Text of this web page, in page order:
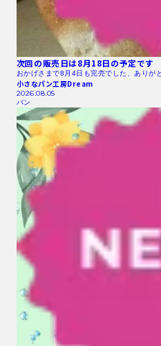
次回の販売日は8月18日の予定です
おかげさまで8月4日も完売でした、ありが
小さなパン工房Dream
2026.08.05
パン